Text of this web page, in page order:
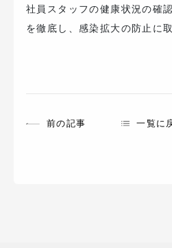
社員スタッフの健康状況の確
を徹底し、感染拡大の防止に
前の記事 一覧に